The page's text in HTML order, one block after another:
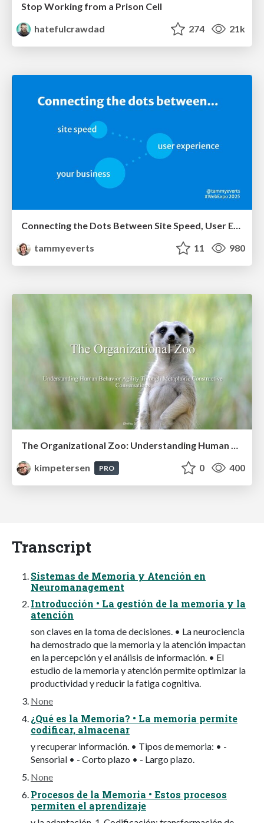
Stop Working from a Prison Cell
hatefulcrawdad
274 21k
Connecting the Dots Between Site Speed, User Experience & Your Business [WebExpo 2025]
tammyeverts
11 980
kimpetersen
PRO 0 400
Transcript
Sistemas de Memoria y Atención en
Neuromanagement
Introducción • La gestión de la memoria y la
atención
son claves en la toma de decisiones. • La neurociencia
ha demostrado que la memoria y la atención impactan
en la percepción y el análisis de información. • El
estudio de la memoria y atención permite optimizar la
productividad y reducir la fatiga cognitiva.
None
¿Qué es la Memoria? • La memoria permite
codificar, almacenar
y recuperar información. • Tipos de memoria: • -
Sensorial • - Corto plazo • - Largo plazo.
None
Procesos de la Memoria • Estos procesos
permiten el aprendizaje